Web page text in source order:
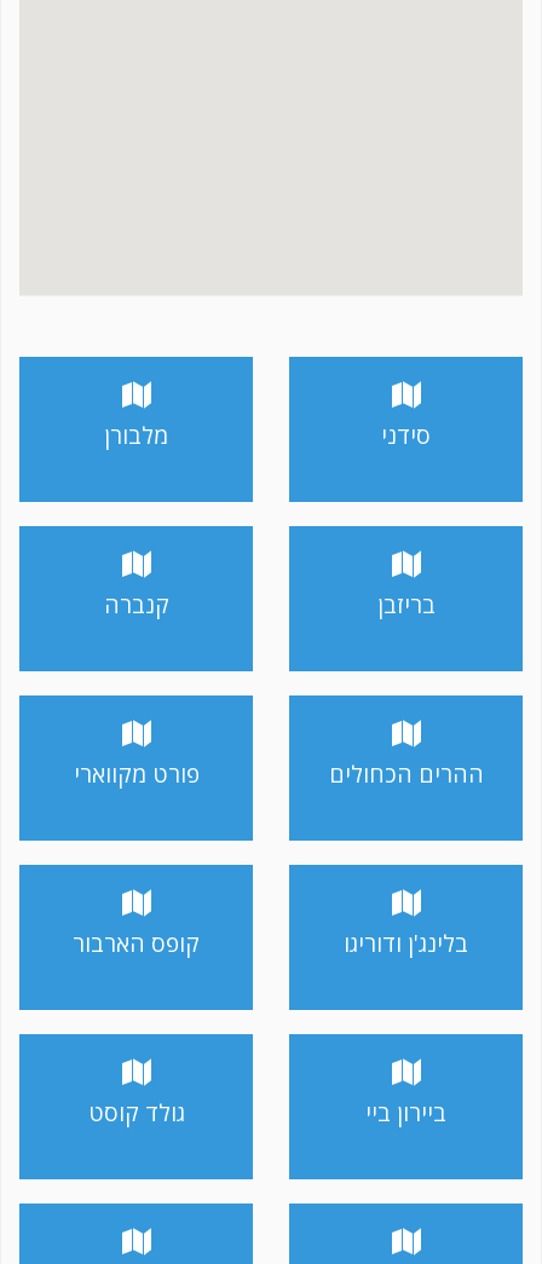
סידני מלבורן
בריזבן קנברה
ההרים הכחולים פורט מקווארי
בלינג'ן ודוריגו קופס הארבור
ביירון ביי גולד קוסט